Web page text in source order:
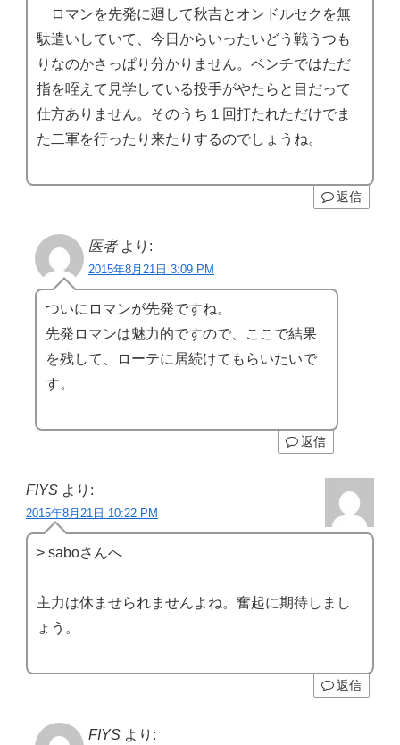
ロマンを先発に廻して秋吉とオンドルセクを無
駄遣いしていて、今日からいったいどう戦うつも
りなのかさっぱり分かりません。ベンチではただ
指を咥えて見学している投手がやたらと目だって
仕方ありません。そのうち１回打たれただけでま
た二軍を行ったり来たりするのでしょうね。
返信
医者 より:
2015年8月21日 3:09 PM
ついにロマンが先発ですね。
先発ロマンは魅力的ですので、ここで結果
を残して、ローテに居続けてもらいたいで
す。
返信
FIYS より:
2015年8月21日 10:22 PM
> saboさんへ
主力は休ませられませんよね。奮起に期待しまし
ょう。
返信
FIYS より: